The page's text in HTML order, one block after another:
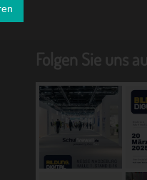
Folgen Sie uns
solche Vorgangsreihe im
das Auslesen, das Abfragen,
den Abgleich oder die
das Löschen oder die
Verarbeitung
ist die Markierung
dem Ziel, ihre künftige